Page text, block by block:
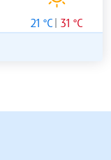
21 °C 31 °C
АГЕНЦИЯ